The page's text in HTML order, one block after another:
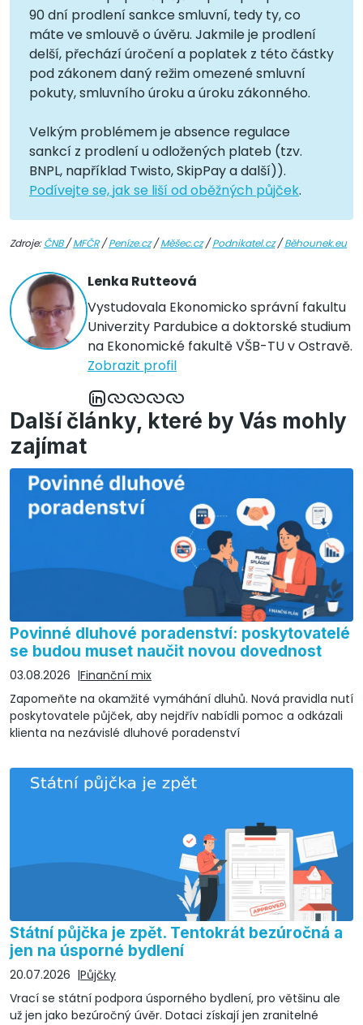
90 dní prodlení sankce smluvní, tedy ty, co
máte ve smlouvě o úvěru. Jakmile je prodlení
delší, přechází úročení a poplatek z této částky
pod zákonem daný režim omezené smluvní
pokuty, smluvního úroku a úroku zákonného.
Velkým problémem je absence regulace
sankcí z prodlení u odložených plateb (tzv.
BNPL, například Twisto, SkipPay a další)).
Podívejte se, jak se liší od oběžných půjček.
Zdroje:ČNB/MFČR/Peníze.cz/Měšec.cz/Podnikatel.cz/Běhounek.eu
Lenka Rutteová
Vystudovala Ekonomicko správní fakultu
Univerzity Pardubice a doktorské studium
na Ekonomické fakultě VŠB-TU v Ostravě.
Zobrazit profil
Další články, které by Vás mohly
zajímat
Povinné dluhové poradenství: poskytovatelé
se budou muset naučit novou dovednost
03.08.2026
Finanční mix
Zapomeňte na okamžité vymáhání dluhů. Nová pravidla nutí
poskytovatele půjček, aby nejdřív nabídli pomoc a odkázali
klienta na nezávislé dluhové poradenství
Státní půjčka je zpět. Tentokrát bezúročná a
jen na úsporné bydlení
20.07.2026
Půjčky
Vrací se státní podpora úsporného bydlení, pro většinu ale
už jen jako bezúročný úvěr. Dotaci získají jen zranitelné